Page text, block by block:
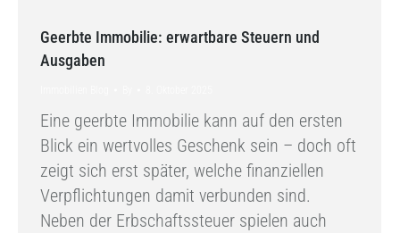
Geerbte Immobilie: erwartbare Steuern und
Ausgaben
Eine geerbte Immobilie kann auf den ersten
Blick ein wertvolles Geschenk sein – doch oft
zeigt sich erst später, welche finanziellen
Verpflichtungen damit verbunden sind.
Neben der Erbschaftssteuer spielen auch